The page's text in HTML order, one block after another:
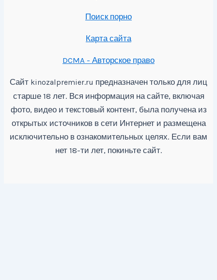
Поиск порно
Карта сайта
DCMA - Авторское право
Сайт kinozalpremier.ru предназначен только для лиц
старше 18 лет. Вся информация на сайте, включая
фото, видео и текстовый контент, была получена из
открытых источников в сети Интернет и размещена
исключительно в ознакомительных целях. Если вам
нет 18-ти лет, покиньте сайт.